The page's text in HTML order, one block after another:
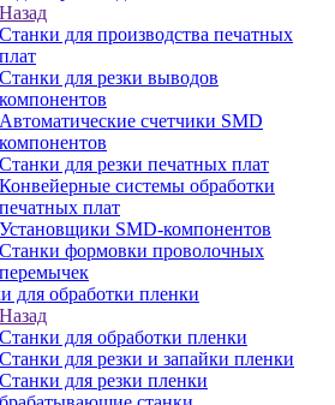
Назад
Станки для производства печатных
плат
Станки для резки выводов
компонентов
Автоматические счетчики SMD
компонентов
Станки для резки печатных плат
Конвейерные системы обработки
печатных плат
Установщики SMD-компонентов
Станки формовки проволочных
перемычек
для обработки пленки
Назад
Станки для обработки пленки
Станки для резки и запайки пленки
Станки для резки пленки